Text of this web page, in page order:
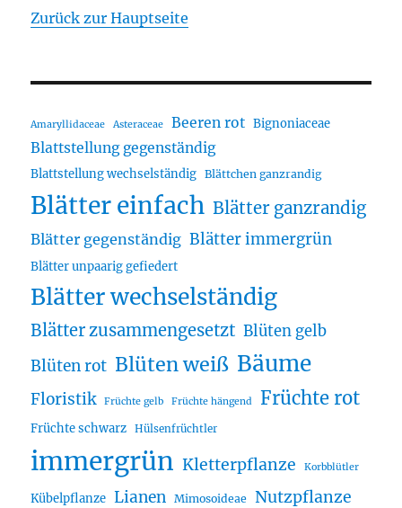
Zurück zur Hauptseite
Amaryllidaceae Asteraceae Beeren rot Bignoniaceae
Blattstellung gegenständig
Blattstellung wechselständig Blättchen ganzrandig
Blätter einfach Blätter ganzrandig
Blätter gegenständig Blätter immergrün
Blätter unpaarig gefiedert
Blätter wechselständig
Blätter zusammengesetzt Blüten gelb
Blüten rot Blüten weiß Bäume
Floristik Früchte gelb Früchte hängend Früchte rot
Früchte schwarz Hülsenfrüchtler
immergrün Kletterpflanze Korbblütler
Kübelpflanze Lianen Mimosoideae Nutzpflanze